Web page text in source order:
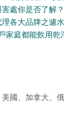
處你是否了解？
各大品牌之濾
家庭都能飲用
國、加拿大、